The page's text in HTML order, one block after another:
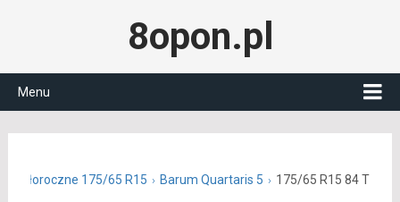
8opon.pl
Menu
całoroczne 175/65 R15 Barum Quartaris 5 175/65 R15 84 T